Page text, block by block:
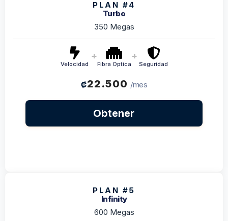
PLAN #4
Turbo
350 Megas
Velocidad
+
Fibra Optica
+
Seguridad
₡22.500 /mes
Obtener
PLAN #5
Infinity
600 Megas